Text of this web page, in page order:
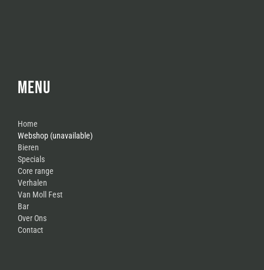
MENU
Home
Webshop (unavailable)
Bieren
Specials
Core range
Verhalen
Van Moll Fest
Bar
Over Ons
Contact